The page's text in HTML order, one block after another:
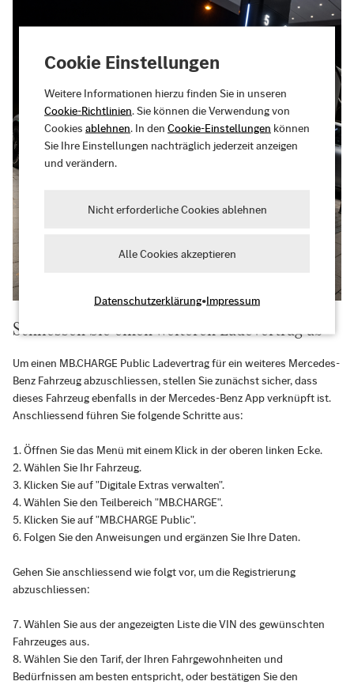
Schliessen Sie einen weiteren Ladevertrag ab
Um einen MB.CHARGE Public Ladevertrag für ein weiteres Mercedes-
Benz Fahrzeug abzuschliessen, stellen Sie zunächst sicher, dass
dieses Fahrzeug ebenfalls in der Mercedes-Benz App verknüpft ist.
Anschliessend führen Sie folgende Schritte aus:
Öffnen Sie das Menü mit einem Klick in der oberen linken Ecke.
Wählen Sie Ihr Fahrzeug.
Klicken Sie auf "Digitale Extras verwalten".
Wählen Sie den Teilbereich "MB.CHARGE".
Klicken Sie auf "MB.CHARGE Public".
Folgen Sie den Anweisungen und ergänzen Sie Ihre Daten.
Gehen Sie anschliessend wie folgt vor, um die Registrierung
abzuschliessen:
Wählen Sie aus der angezeigten Liste die VIN des gewünschten
Fahrzeuges aus.
Wählen Sie den Tarif, der Ihren Fahrgewohnheiten und
Bedürfnissen am besten entspricht, oder bestätigen Sie den
Cookie Einstellungen
Weitere Informationen hierzu finden Sie in unseren
Cookie-Richtlinien. Sie können die Verwendung von
Cookies ablehnen. In den Cookie-Einstellungen können
Sie Ihre Einstellungen nachträglich jederzeit anzeigen
und verändern.
Nicht erforderliche Cookies ablehnen
Alle Cookies akzeptieren
Datenschutzerklärung•Impressum